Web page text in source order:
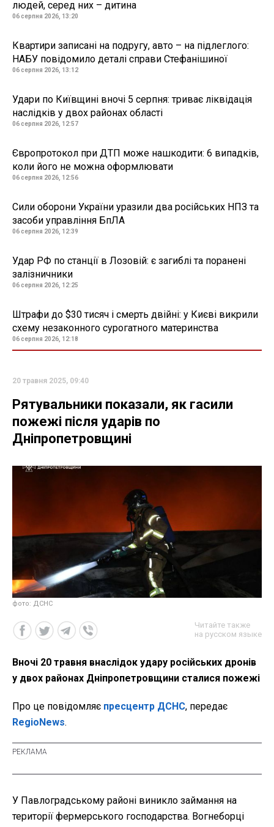
людей, серед них – дитина
06 серпня 2026, 13:20
Квартири записані на подругу, авто – на підлеглого:
НАБУ повідомило деталі справи Стефанішиної
06 серпня 2026, 13:12
Удари по Київщині вночі 5 серпня: триває ліквідація
наслідків у двох районах області
06 серпня 2026, 12:57
Європротокол при ДТП може нашкодити: 6 випадків,
коли його не можна оформлювати
06 серпня 2026, 12:56
Сили оборони України уразили два російських НПЗ та
засоби управління БпЛА
06 серпня 2026, 12:39
Удар РФ по станції в Лозовій: є загиблі та поранені
залізничники
06 серпня 2026, 12:25
Штрафи до $30 тисяч і смерть двійні: у Києві викрили
схему незаконного сурогатного материнства
06 серпня 2026, 12:18
20 травня 2025, 09:40
Рятувальники показали, як гасили
пожежі після ударів по
Дніпропетровщині
фото: ДСНС
Читайте также
на русском языке
Вночі 20 травня внаслідок удару російських дронів
у двох районах Дніпропетровщини сталися пожежі
Про це повідомляє пресцентр ДСНС, передає
RegioNews.
У Павлоградському районі виникло займання на
території фермерського господарства. Вогнеборці